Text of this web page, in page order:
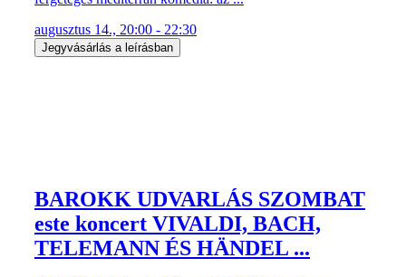
augusztus 14., 20:00 - 22:30
Jegyvásárlás a leírásban
BAROKK UDVARLÁS SZOMBAT
este koncert VIVALDI, BACH,
TELEMANN ÉS HÄNDEL ...